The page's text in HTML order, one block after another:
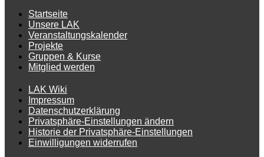
Startseite
Unsere LAK
Veranstaltungskalender
Projekte
Gruppen & Kurse
Mitglied werden
LAK Wiki
Impressum
Datenschutzerklärung
Privatsphäre-Einstellungen ändern
Historie der Privatsphäre-Einstellungen
Einwilligungen widerrufen